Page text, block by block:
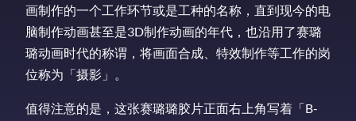
画制作的一个工作环节或是工种的名称，直到现今的电
脑制作动画甚至是3D制作动画的年代，也沿用了赛璐
璐动画时代的称谓，将画面合成、特效制作等工作的岗
位称为「摄影」。
值得注意的是，这张赛璐璐胶片正面右上角写着「B-